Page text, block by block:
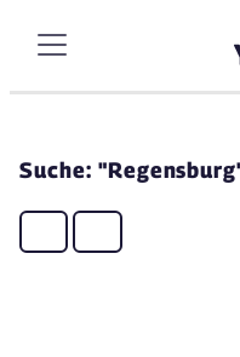
Suche: